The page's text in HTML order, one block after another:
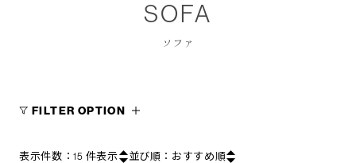
SOFA
ソファ
FILTER OPTION
表示件数：15 件表示 並び順： おすすめ順